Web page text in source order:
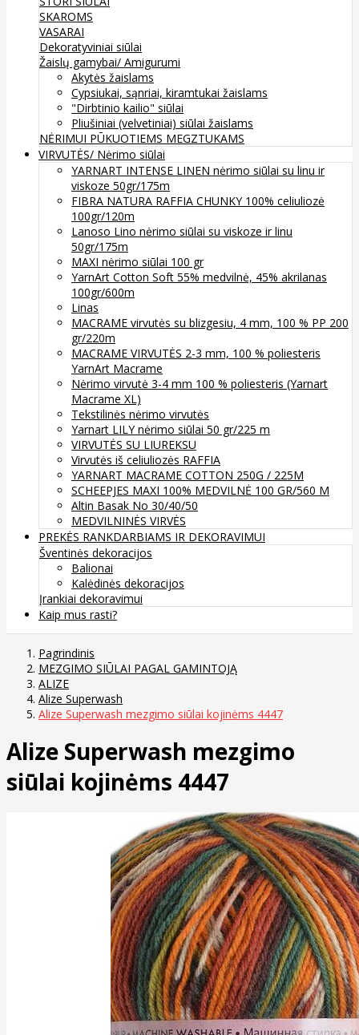
SKAROMS
VASARAI
Dekoratyviniai siūlai
Žaislų gamybai/ Amigurumi
Akytės žaislams
Cypsiukai, sąnriai, kiramtukai žaislams
"Dirbtinio kailio" siūlai
Pliušiniai (velvetiniai) siūlai žaislams
NĖRIMUI PŪKUOTIEMS MEGZTUKAMS
VIRVUTĖS/ Nėrimo siūlai
YARNART INTENSE LINEN nėrimo siūlai su linu ir
viskoze 50gr/175m
FIBRA NATURA RAFFIA CHUNKY 100% celiuliozė
100gr/120m
Lanoso Lino nėrimo siūlai su viskoze ir linu
50gr/175m
MAXI nėrimo siūlai 100 gr
YarnArt Cotton Soft 55% medvilnė, 45% akrilanas
100gr/600m
Linas
MACRAME virvutės su blizgesiu, 4 mm, 100 % PP 200
gr/220m
MACRAME VIRVUTĖS 2-3 mm, 100 % poliesteris
YarnArt Macrame
Nėrimo virvutė 3-4 mm 100 % poliesteris (Yarnart
Macrame XL)
Tekstilinės nėrimo virvutės
Yarnart LILY nėrimo siūlai 50 gr/225 m
VIRVUTĖS SU LIUREKSU
Virvutės iš celiuliozės RAFFIA
YARNART MACRAME COTTON 250G / 225M
SCHEEPJES MAXI 100% MEDVILNĖ 100 GR/560 M
Altin Basak No 30/40/50
MEDVILNINĖS VIRVĖS
PREKĖS RANKDARBIAMS IR DEKORAVIMUI
Šventinės dekoracijos
Balionai
Kalėdinės dekoracijos
Įrankiai dekoravimui
Kaip mus rasti?
Pagrindinis
MEZGIMO SIŪLAI PAGAL GAMINTOJĄ
ALIZE
Alize Superwash
Alize Superwash mezgimo siūlai kojinėms 4447
Alize Superwash mezgimo
siūlai kojinėms 4447